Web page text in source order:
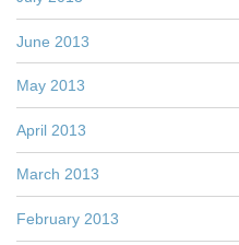
June 2013
May 2013
April 2013
March 2013
February 2013